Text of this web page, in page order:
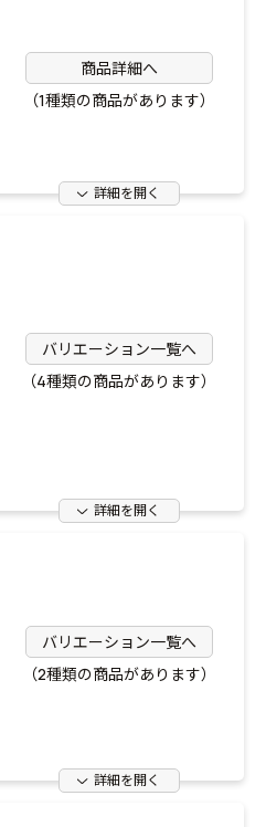
商品詳細へ
（1種類の商品があります）
詳細を開く
バリエーション一覧へ
（4種類の商品があります）
詳細を開く
バリエーション一覧へ
（2種類の商品があります）
詳細を開く